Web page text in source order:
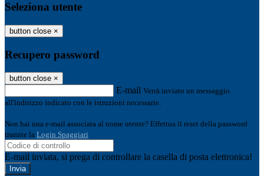
Seleziona utente
button close ×
Recupero password
button close ×
E-mail Verrà inviato un messaggio
all'indirizzo indicato con le istruzioni necessarie.
Non hai una e-mail associata al nome utente? Effettua il reset della password
tramite la Login Spaggiari
E-mail inviata, si prega di controllare la casella di posta elettronica!